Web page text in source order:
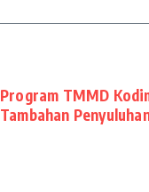
Program TMMD
Tambahan